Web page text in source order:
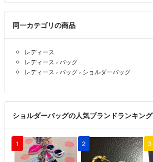
同一カテゴリの商品
レディース
レディース › バッグ
レディース › バッグ › ショルダーバッグ
ショルダーバッグの人気ブランドランキング
1 2 3